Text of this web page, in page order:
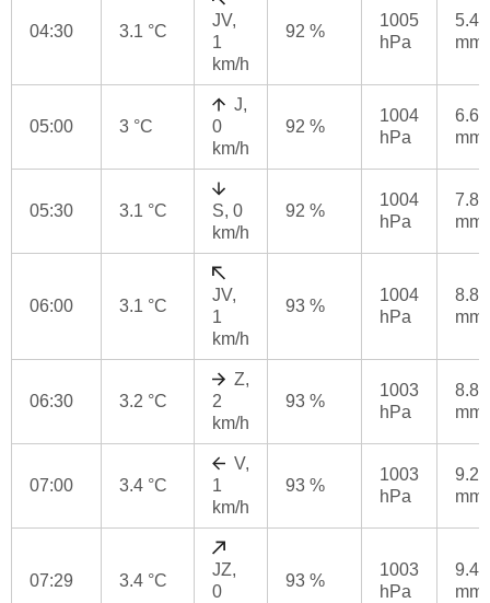
04:30 3.1 °C
JV,
1
km/h
92 %
1005
hPa
5.4
mm
05:00 3 °C
J,
0
km/h
92 %
1004
hPa
6.6
mm
05:30 3.1 °C
S, 0
km/h
92 %
1004
hPa
7.8
mm
06:00 3.1 °C
JV,
1
km/h
93 %
1004
hPa
8.8
mm
06:30 3.2 °C
Z,
2
km/h
93 %
1003
hPa
8.8
mm
07:00 3.4 °C
V,
1
km/h
93 %
1003
hPa
9.2
mm
07:29 3.4 °C
JZ,
0
93 %
1003
hPa
9.4
mm